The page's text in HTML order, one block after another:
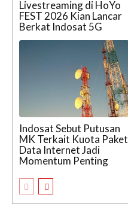
Livestreaming di HoYo
FEST 2026 Kian Lancar
Berkat Indosat 5G
Indosat Sebut Putusan
MK Terkait Kuota Paket
Data Internet Jadi
Momentum Penting